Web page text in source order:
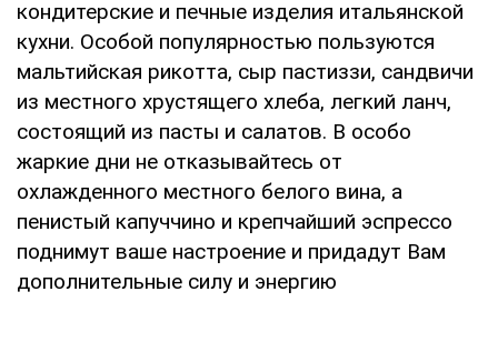
кондитерские и печные изделия итальянской
кухни. Особой популярностью пользуются
мальтийская рикотта, сыр пастиззи, сандвичи
из местного хрустящего хлеба, легкий ланч,
состоящий из пасты и салатов. В особо
жаркие дни не отказывайтесь от
охлажденного местного белого вина, а
пенистый капуччино и крепчайший эспрессо
поднимут ваше настроение и придадут Вам
дополнительные силу и энергию